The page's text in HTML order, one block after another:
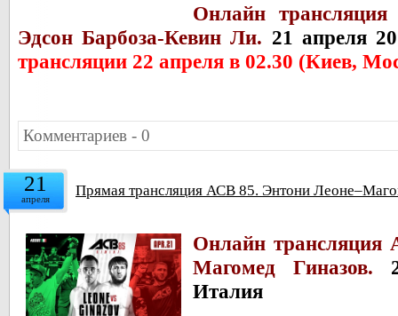
Онлайн
Эдсон Барбоза-Кевин Ли. 21 апреля
трансляции 22 апреля в 02.30 (Киев,
Комментариев - 0
21
апреля Прямая трансляция АСВ 85. Энтони
Онлайн трансляция
Магомед Гиназов.
Италия